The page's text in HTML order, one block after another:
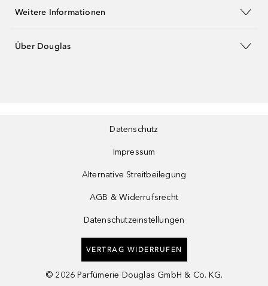
Weitere Informationen
Über Douglas
Datenschutz
Impressum
Alternative Streitbeilegung
AGB & Widerrufsrecht
Datenschutzeinstellungen
VERTRAG WIDERRUFEN
© 2026 Parfümerie Douglas GmbH & Co. KG.